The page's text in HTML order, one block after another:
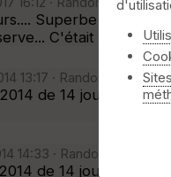
|ce dossier uniquement
Superbe ballade
C'était le but.
13:17 · Randonnée
de 14 jours
14:33 · Randonnée
de 14 jours